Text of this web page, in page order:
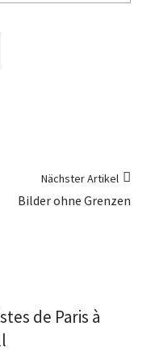
Nächster Artikel
Bilder ohne Grenzen
de Paris à